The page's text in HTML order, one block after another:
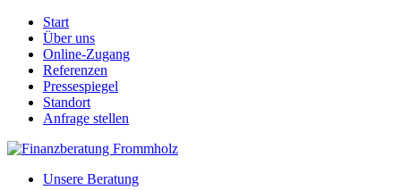
Start
Über uns
Online-Zugang
Referenzen
Pressespiegel
Standort
Anfrage stellen
Unsere Beratung